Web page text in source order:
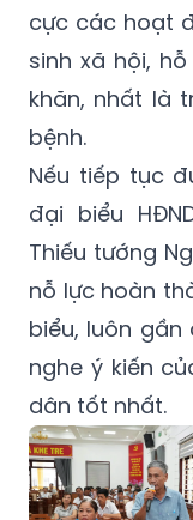
cực các hoạt
sinh xã hội,
khăn, nhất là
bệnh.
Nếu tiếp tục
đại biểu
Thiếu tướng
nỗ lực hoàn
biểu, luôn
nghe ý kiến
dân tốt nhất.